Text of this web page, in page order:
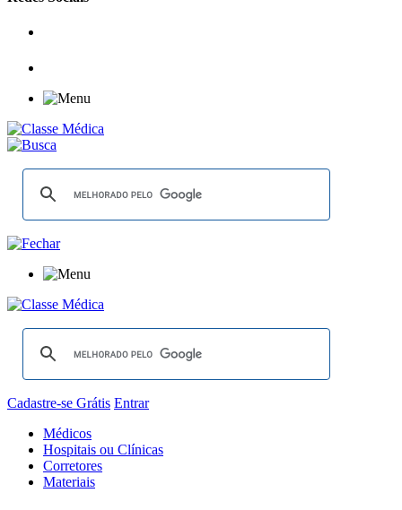
Cadastre-se Grátis Entrar
Médicos
Hospitais ou Clínicas
Corretores
Materiais